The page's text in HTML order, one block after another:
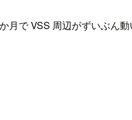
で VSS 周辺がずいぶん動